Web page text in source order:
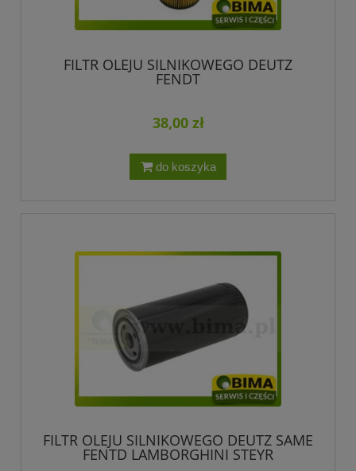
FILTR OLEJU SILNIKOWEGO DEUTZ
FENDT
38,00 zł
do koszyka
FILTR OLEJU SILNIKOWEGO DEUTZ SAME
FENTD LAMBORGHINI STEYR